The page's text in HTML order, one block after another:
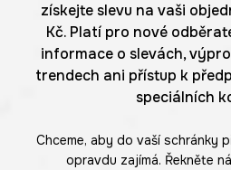
získejte slevu na vaši
Kč. Platí pro nové
informace o slevách,
trendech ani přístup k
speciálních
Chceme, aby do vaší schránky
opravdu zajímá. Řekněte